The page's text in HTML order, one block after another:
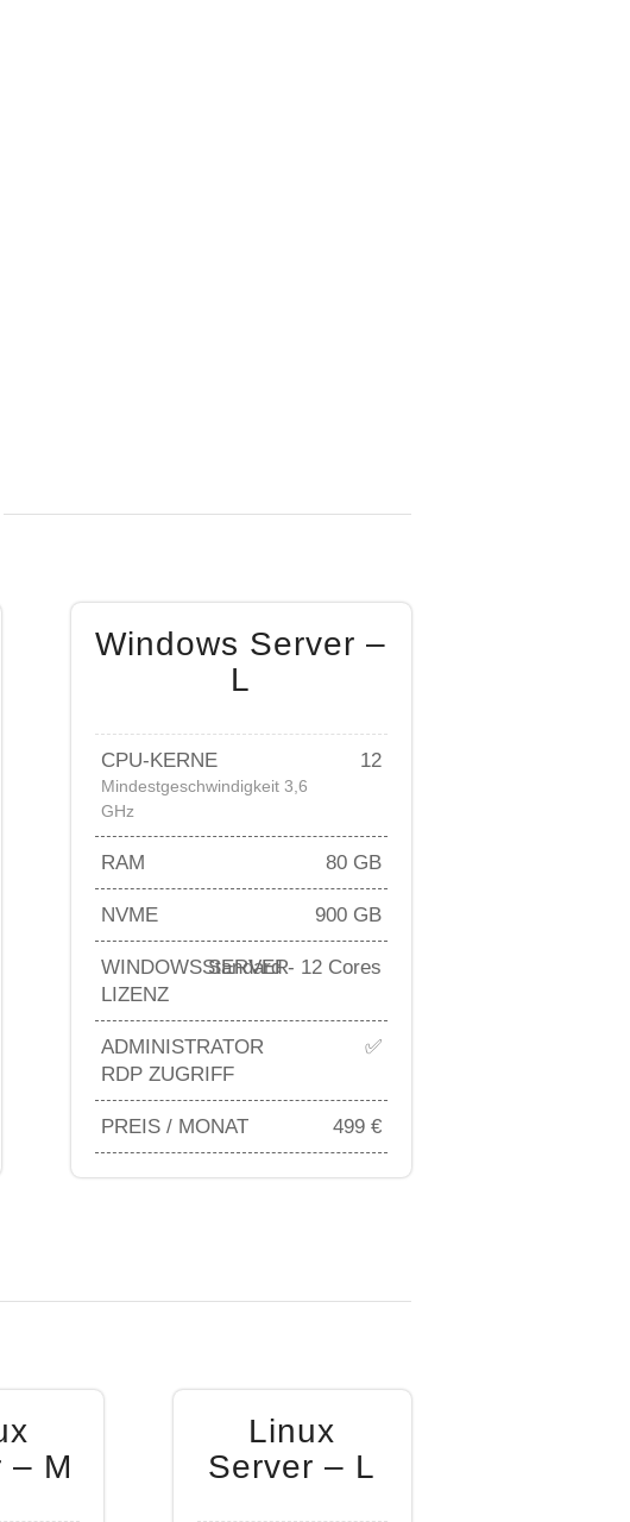
Windows Server –
L
CPU-KERNE 12
Mindestgeschwindigkeit 3,6
GHz
RAM 80 GB
NVME 900 GB
WINDOWS SERVER
LIZENZ
Standard - 12 Cores
ADMINISTRATOR
RDP ZUGRIFF
✅
PREIS / MONAT 499 €
– M
Linux
Server – L